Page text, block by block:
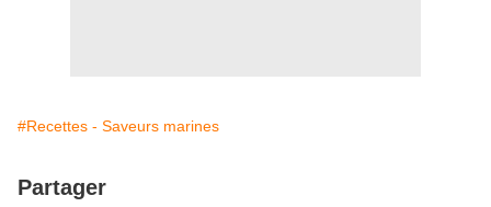
#Recettes - Saveurs marines
Partager